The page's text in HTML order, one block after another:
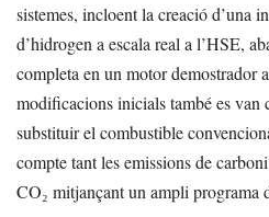
sistemes, incloent la creació d’una
d’hidrogen a escala real a l’HSE,
completa en un motor demostrador
modificacions inicials també es van
substituir el combustible
compte tant les emissions de
CO₂ mitjançant un ampli programa